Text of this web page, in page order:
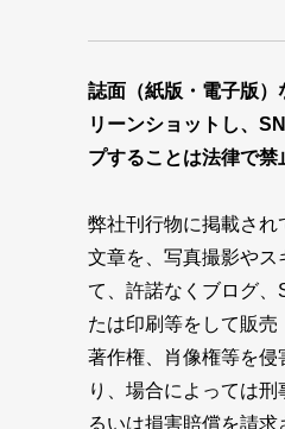
誌面（紙版・電子版）
リーンショットし、
プすることは法律で禁
弊社刊行物に掲載され
文章を、写真撮影やス
て、許諾なくブログ、
たは印刷等をして販売
著作権、肖像権等を侵
り、場合によっては
るいは損害賠償を請求